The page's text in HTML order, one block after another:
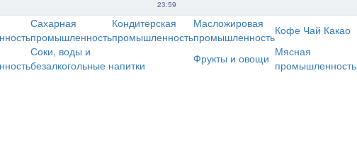
23:59
Сахарная
промышленность
Кондитерская
промышленность
Масложировая
промышленностьКофе Чай Какао
Соки, воды и
безалкогольные напитки
Фрукты и овощи Мясная
промышленность